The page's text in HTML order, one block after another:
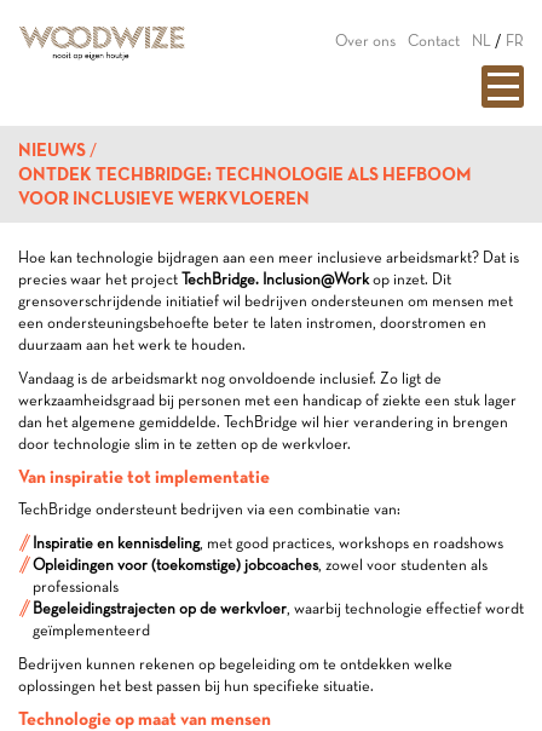
Over ons Contact NL / FR
NIEUWS
ONTDEK TECHBRIDGE: TECHNOLOGIE ALS HEFBOOM
VOOR INCLUSIEVE WERKVLOEREN
Hoe kan technologie bijdragen aan een meer inclusieve arbeidsmarkt? Dat is
precies waar het project TechBridge. Inclusion@Workop inzet. Dit
grensoverschrijdende initiatief wil bedrijven ondersteunen om mensen met
een ondersteuningsbehoefte beter te laten instromen, doorstromen en
duurzaam aan het werk te houden.
Vandaag is de arbeidsmarkt nog onvoldoende inclusief. Zo ligt de
werkzaamheidsgraad bij personen met een handicap of ziekte een stuk lager
dan het algemene gemiddelde. TechBridge wil hier verandering in brengen
door technologie slim in te zetten op de werkvloer.
Van inspiratie tot implementatie
TechBridge ondersteunt bedrijven via een combinatie van:
Inspiratie en kennisdeling, met good practices, workshops en roadshows
Opleidingen voor (toekomstige) jobcoaches, zowel voor studenten als
professionals
Begeleidingstrajecten op de werkvloer, waarbij technologie effectief wordt
geïmplementeerd
Bedrijven kunnen rekenen op begeleiding om te ontdekken welke
oplossingen het best passen bij hun specifieke situatie.
Technologie op maat van mensen